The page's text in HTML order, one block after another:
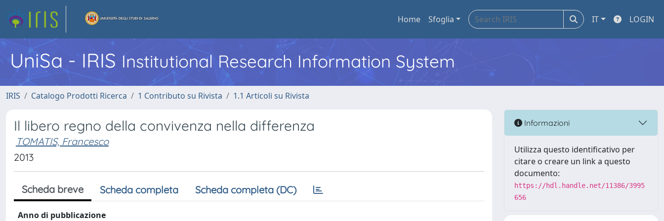
Home Sfoglia IT LOGIN
UniSa - IRIS Institutional Research Information System
IRIS Catalogo Prodotti Ricerca 1 Contributo su Rivista 1.1 Articoli su Rivista
Il libero regno della convivenza nella differenza
TOMATIS, Francesco
2013
Scheda breve Scheda completa Scheda completa (DC)
Anno di pubblicazione
Informazioni
Utilizza questo identificativo per
citare o creare un link a questo
documento:
https://hdl.handle.net/11386/3995
656